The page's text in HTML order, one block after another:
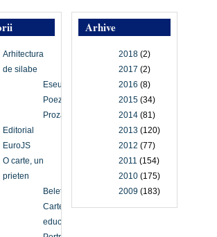
Arhive
2018 (2)
2017 (2)
2016 (8)
2015 (34)
2014 (81)
2013 (120)
2012 (77)
2011 (154)
2010 (175)
2009 (183)
Arhitectura
de silabe
Eseu
Poezie
Proză
Editorial
EuroJS
O carte, un
prieten
Beletristică
Carte
educațională